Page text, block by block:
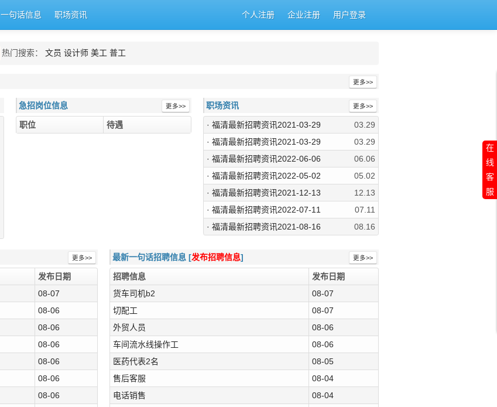
一句话信息 职场资讯 个人注册 企业注册 用户登录
热门搜索： 文员 设计师 美工 普工
更多>>
更多>>
急招岗位信息
职位 待遇
更多>>
职场资讯
03.29
· 福清最新招聘资讯2021-03-29
03.29
· 福清最新招聘资讯2021-03-29
06.06
· 福清最新招聘资讯2022-06-06
05.02
· 福清最新招聘资讯2022-05-02
12.13
· 福清最新招聘资讯2021-12-13
07.11
· 福清最新招聘资讯2022-07-11
08.16
· 福清最新招聘资讯2021-08-16
更多>>
发布日期
08-07
08-06
08-06
08-06
08-06
08-06
08-06
更多>>
最新一句话招聘信息 [发布招聘信息]
招聘信息
发布日期
货车司机b2
08-07
切配工
08-07
外贸人员
08-06
车间流水线操作工
08-06
医药代表2名
08-05
售后客服
08-04
电话销售
08-04
在
线
客
服